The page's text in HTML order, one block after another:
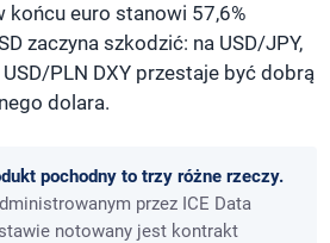
euro stanowi 57,6%
zaczyna szkodzić: na USD/JPY,
USD/PLN DXY przestaje być dobrą
dolara.
pochodny to trzy różne rzeczy.
przez ICE Data
notowany jest kontrakt